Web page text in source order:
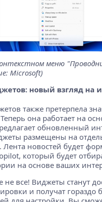
меню
Microsoft)
новый взгляд на
также претерпела
она работает на
обновленный
размещены на
Лента новостей будет
который будет
на основе ваших
не все! Виджеты станут
и получат гораздо